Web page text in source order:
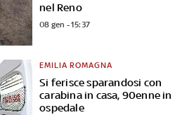
nel Reno
08 gen - 15:37
Si ferisce sparandosi con
carabina in casa, 90enne in
ospedale
EMILIA ROMAGNA